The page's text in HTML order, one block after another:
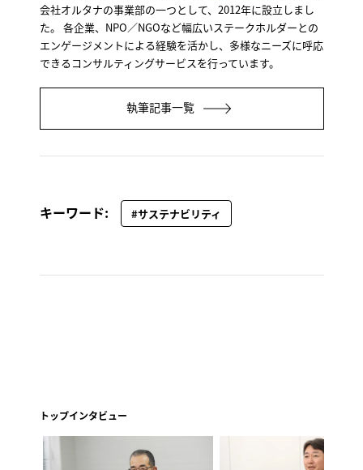
会社オルタナの事業部の一つとして、2012年に設立しまし
た。 各企業、NPO／NGOなど幅広いステークホルダーとの
エンゲージメントによる経験を活かし、多様なニーズに呼応
できるコンサルティングサービスを行っています。
執筆記事一覧
キーワード: #サステナビリティ
トップインタビュー